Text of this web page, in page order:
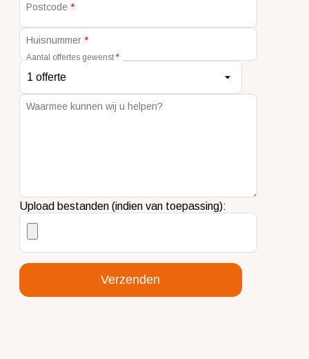
Postcode
Huisnummer
Aantal offertes gewenst
Waarmee kunnen wij u helpen?
Upload bestanden (indien van toepassing):
Verzenden